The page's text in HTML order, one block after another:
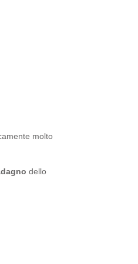
molto
dello